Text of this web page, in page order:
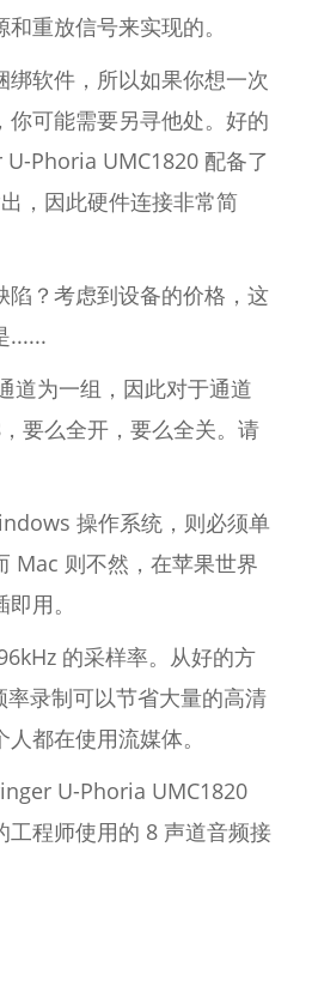
重放信号来实现的。
绑软件，所以如果你想一次
你可能需要另寻他处。好的
Phoria UMC1820 配备了
，因此硬件连接非常简
陷？考虑到设备的价格，这
......
道为一组，因此对于通道
要么全开，要么全关。请
操作系统，则必须单
Mac 则不然，在苹果世界
用。
的采样率。从好的方
录制可以节省大量的高清
都在使用流媒体。
U-Phoria UMC1820
工程师使用的 8 声道音频接